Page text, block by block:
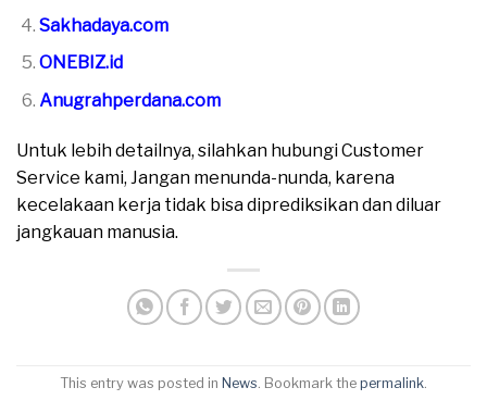
Sakhadaya.com
ONEBIZ.id
Anugrahperdana.com
Untuk lebih detailnya, silahkan hubungi Customer
Service kami, Jangan menunda-nunda, karena
kecelakaan kerja tidak bisa diprediksikan dan diluar
jangkauan manusia.
This entry was posted in News. Bookmark the permalink.